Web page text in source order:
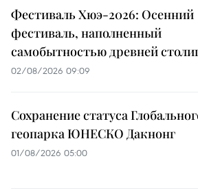
Фестиваль Хюэ-2026: Осенний
фестиваль, наполненный
самобытностью древней
02/08/2026 09:09
Сохранение статуса
геопарка ЮНЕСКО Дакнонг
01/08/2026 05:00